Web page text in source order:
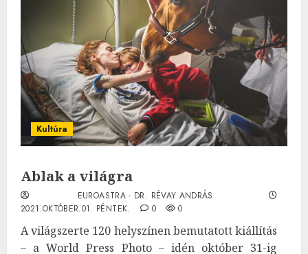
Kultúra
Ablak a világra
EUROASTRA - DR. RÉVAY ANDRÁS
2021.OKTÓBER.01. PÉNTEK.
0 0
A világszerte 120 helyszínen bemutatott kiállítás
– a World Press Photo – idén október 31-ig